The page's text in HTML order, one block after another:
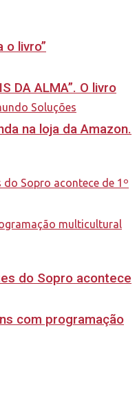
o livro”
DA ALMA”. O livro
na loja da Amazon.
do Sopro acontece
com programação
Soluções